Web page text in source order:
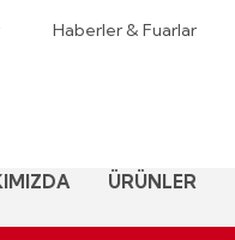
Haberler & Fuarlar
ÜRÜNLER